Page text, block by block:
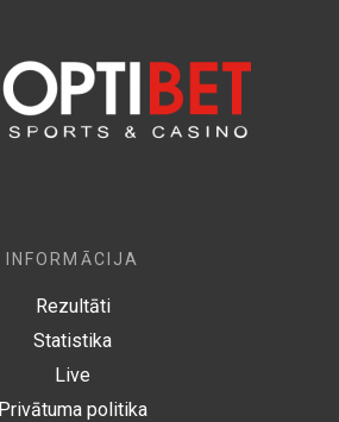
INFORMĀCIJA
Rezultāti
Statistika
Live
Privātuma politika